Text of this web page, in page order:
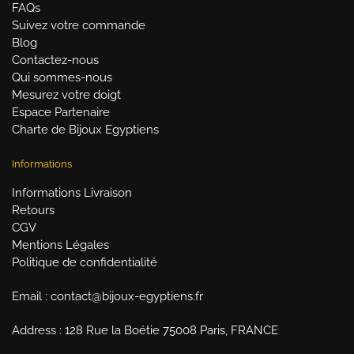
FAQs
Suivez votre commande
Blog
Contactez-nous
Qui sommes-nous
Mesurez votre doigt
Espace Partenaire
Charte de Bijoux Egyptiens
Informations
Informations Livraison
Retours
CGV
Mentions Légales
Politique de confidentialité
Email : contact@bijoux-egyptiens.fr
Address : 128 Rue la Boétie 75008 Paris, FRANCE